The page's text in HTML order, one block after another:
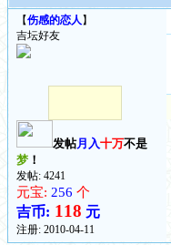
【伤感的恋人 】
吉坛好友
发帖月入十万不是
梦！
发帖: 4241
元宝: 256 个
吉币: 118 元
注册: 2010-04-11